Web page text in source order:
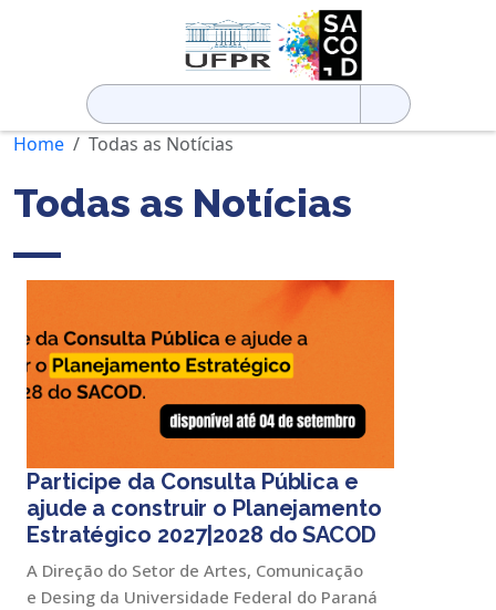
Pesquisar
por:
Home
Todas as Notícias
Todas as Notícias
Participe da Consulta Pública e
ajude a construir o Planejamento
Estratégico 2027|2028 do SACOD
A Direção do Setor de Artes, Comunicação
e Desing da Universidade Federal do Paraná